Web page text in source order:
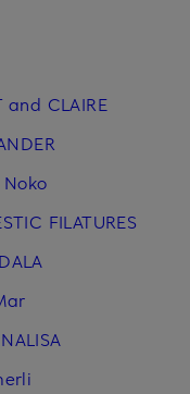
and CLAIRE
FILATURES